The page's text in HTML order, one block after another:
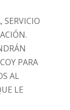
SERVICIO
PARA
AL
LE